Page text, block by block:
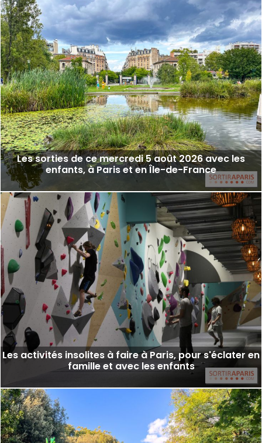
Les sorties de ce mercredi 5 août 2026 avec les
enfants, à Paris et en Île-de-France
Les activités insolites à faire à Paris, pour s'éclater en
famille et avec les enfants